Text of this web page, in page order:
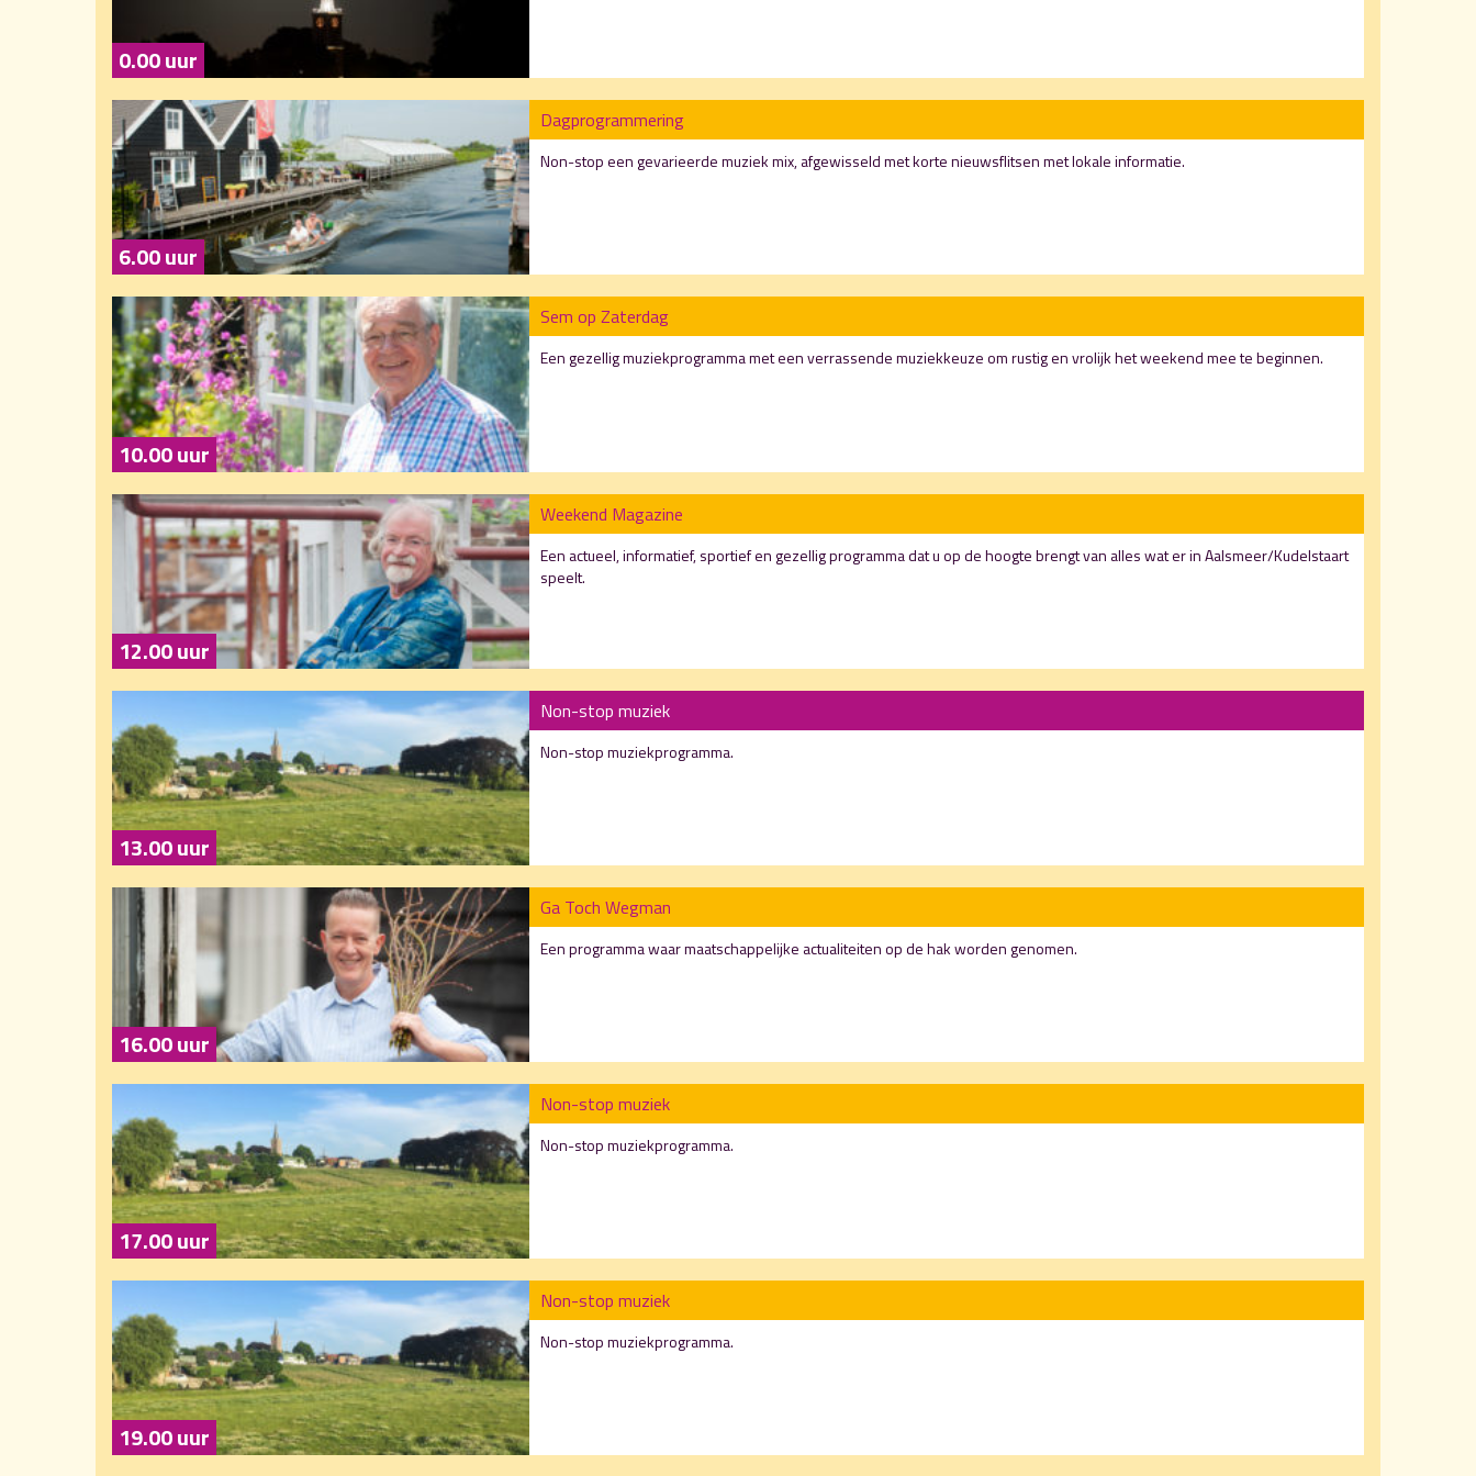
0.00 uur
6.00 uur
Dagprogrammering
Non-stop een gevarieerde muziek mix, afgewisseld met korte nieuwsflitsen met lokale informatie.
10.00 uur
Sem op Zaterdag
Een gezellig muziekprogramma met een verrassende muziekkeuze om rustig en vrolijk het weekend mee te beginnen.
12.00 uur
Weekend Magazine
Een actueel, informatief, sportief en gezellig programma dat u op de hoogte brengt van alles wat er in Aalsmeer/Kudelstaart
speelt.
13.00 uur
Non-stop muziek
Non-stop muziekprogramma.
16.00 uur
Ga Toch Wegman
Een programma waar maatschappelijke actualiteiten op de hak worden genomen.
17.00 uur
Non-stop muziek
Non-stop muziekprogramma.
19.00 uur
Non-stop muziek
Non-stop muziekprogramma.